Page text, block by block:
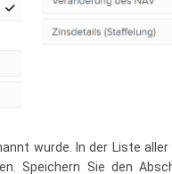
wurde. In der Liste
Speichern Sie den